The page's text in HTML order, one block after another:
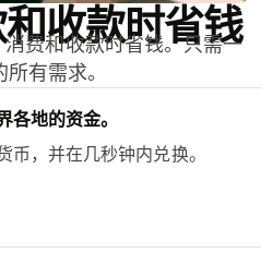
收款时省钱
费和收款时省钱。只需一
有需求。
各地的资金。
币，并在几秒钟内兑换。